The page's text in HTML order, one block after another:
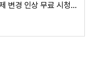
디즈니 플러스 요금제 변경 인상 무료 시청 방법